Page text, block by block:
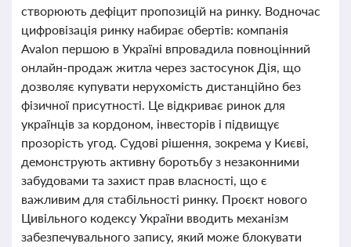
створюють дефіцит пропозицій на ринку. Водночас
цифровізація ринку набирає обертів: компанія
Avalon першою в Україні впровадила повноцінний
онлайн-продаж житла через застосунок Дія, що
дозволяє купувати нерухомість дистанційно без
фізичної присутності. Це відкриває ринок для
українців за кордоном, інвесторів і підвищує
прозорість угод. Судові рішення, зокрема у Києві,
демонструють активну боротьбу з незаконними
забудовами та захист прав власності, що є
важливим для стабільності ринку. Проєкт нового
Цивільного кодексу України вводить механізм
забезпечувального запису, який може блокувати